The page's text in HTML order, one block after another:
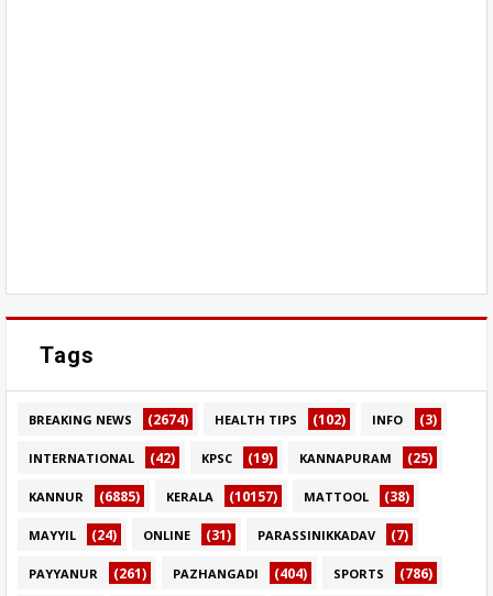
Tags
BREAKING NEWS (2674) HEALTH TIPS (102) INFO (3)
INTERNATIONAL (42) KPSC (19) KANNAPURAM (25)
KANNUR (6885) KERALA (10157) MATTOOL (38)
MAYYIL (24) ONLINE (31) PARASSINIKKADAV (7)
PAYYANUR (261) PAZHANGADI (404) SPORTS (786)